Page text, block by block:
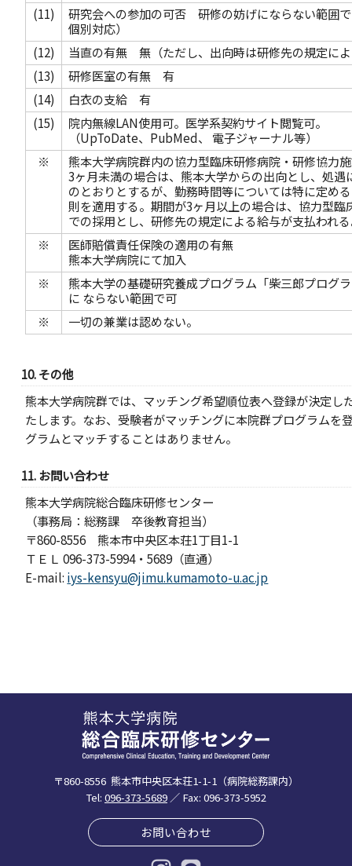
(11)
研究会への参加の可否 研修の妨げにならない範囲
個別対応）
(12)
当直の有無 無（ただし、出向時は研修先の規定に
(13)
研修医室の有無 有
(14)
白衣の支給 有
(15)
院内無線LAN使用可。医学系契約サイト閲覧可。
（UpToDate、PubMed、 電子ジャーナル等）
※
熊本大学病院群内の協力型臨床研修病院・研修協力
3ヶ月未満の場合は、熊本大学からの出向とし、処遇
のとおりとするが、勤務時間等については特に定め
則を適用する。期間が3ヶ月以上の場合は、協力型
での採用とし、研修先の規定による給与が支払われ
※
医師賠償責任保険の適用の有無
熊本大学病院にて加入
※
熊本大学の基礎研究養成プログラム「柴三郎プログ
に ならない範囲で可
※
一切の兼業は認めない。
10. その他
熊本大学病院群では、マッチング希望順位表へ登録が決定し
たします。なお、受験者がマッチングに本院群プログラムを
グラムとマッチすることはありません。
11. お問い合わせ
熊本大学病院総合臨床研修センター
（事務局：総務課 卒後教育担当）
〒860-8556 熊本市中央区本荘1丁目1-1
ＴＥＬ 096-373-5994・5689（直通）
E-mail: iys-kensyu@jimu.kumamoto-u.ac.jp
〒860-8556 熊本市中央区本荘1-1-1（病院総務課内）
Tel: 096-373-5689 ／ Fax: 096-373-5952
お問い合わせ